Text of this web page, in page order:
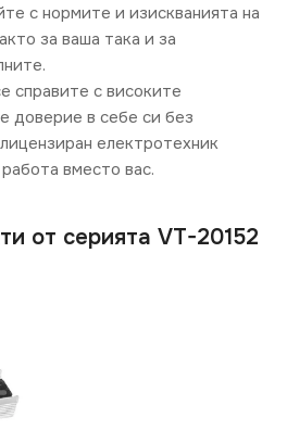
с нормите и изискванията на
за ваша така и за
справите с високите
доверие в себе си без
електротехник
вместо вас.
от серията VT-20152